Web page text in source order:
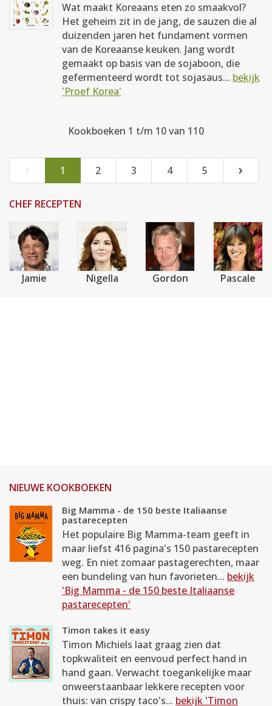
Wat maakt Koreaans eten zo smaakvol?
Het geheim zit in de jang, de sauzen die al
duizenden jaren het fundament vormen
van de Koreaanse keuken. Jang wordt
gemaakt op basis van de sojaboon, die
gefermenteerd wordt tot sojasaus... bekijk
'Proef Korea'
Kookboeken 1 t/m 10 van 110
‹ 1 2 3 4 5 ›
CHEF RECEPTEN
Jamie Nigella Gordon Pascale
NIEUWE KOOKBOEKEN
Big Mamma - de 150 beste Italiaanse
pastarecepten
Het populaire Big Mamma-team geeft in
maar liefst 416 pagina's 150 pastarecepten
weg. En niet zomaar pastagerechten, maar
een bundeling van hun favorieten... bekijk
'Big Mamma - de 150 beste Italiaanse
pastarecepten'
Timon takes it easy
Timon Michiels laat graag zien dat
topkwaliteit en eenvoud perfect hand in
hand gaan. Verwacht toegankelijke maar
onweerstaanbaar lekkere recepten voor
thuis: van crispy taco's... bekijk 'Timon